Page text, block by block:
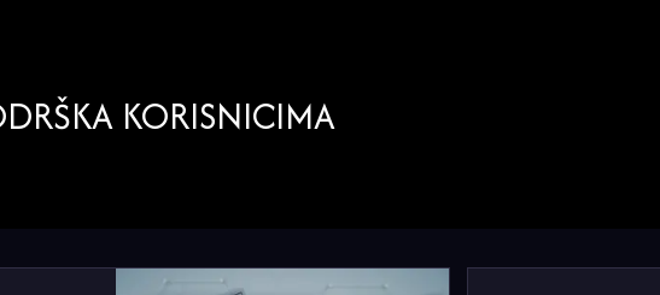
KORISNICIMA